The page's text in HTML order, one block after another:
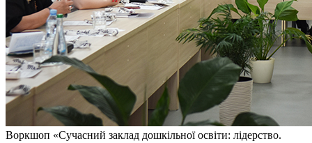
Воркшоп «Сучасний заклад дошкільної освіти: лідерство.